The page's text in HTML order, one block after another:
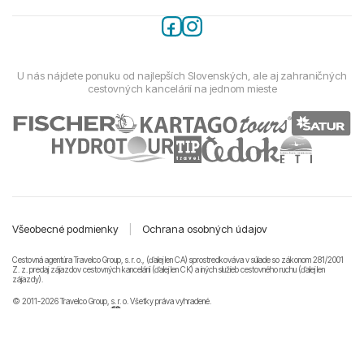
U nás nájdete ponuku od najlepších Slovenských, ale aj zahraničných
cestovných kancelárií na jednom mieste
Všeobecné podmienky Ochrana osobných údajov
Cestovná agentúra Travelco Group, s. r. o., (ďalej len CA) sprostredkováva v súlade so zákonom 281/2001
Z. z. predaj zájazdov cestovných kancelárii (ďalej len CK) a iných služieb cestovného ruchu (ďalej len
zájazdy).
© 2011-2026 Travelco Group, s. r. o. Všetky práva vyhradené.